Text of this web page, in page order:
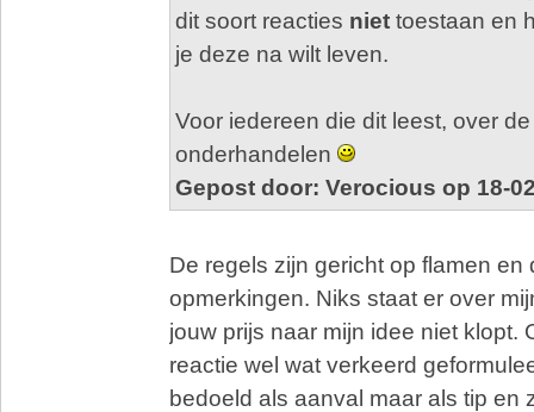
dit soort reacties niet toestaan en
je deze na wilt leven.
Voor iedereen die dit leest, over
onderhandelen
Gepost door: Verocious op 18-
De regels zijn gericht op flamen en
opmerkingen. Niks staat er over
jouw prijs naar mijn idee niet klopt.
reactie wel wat verkeerd
bedoeld als aanval maar als tip en